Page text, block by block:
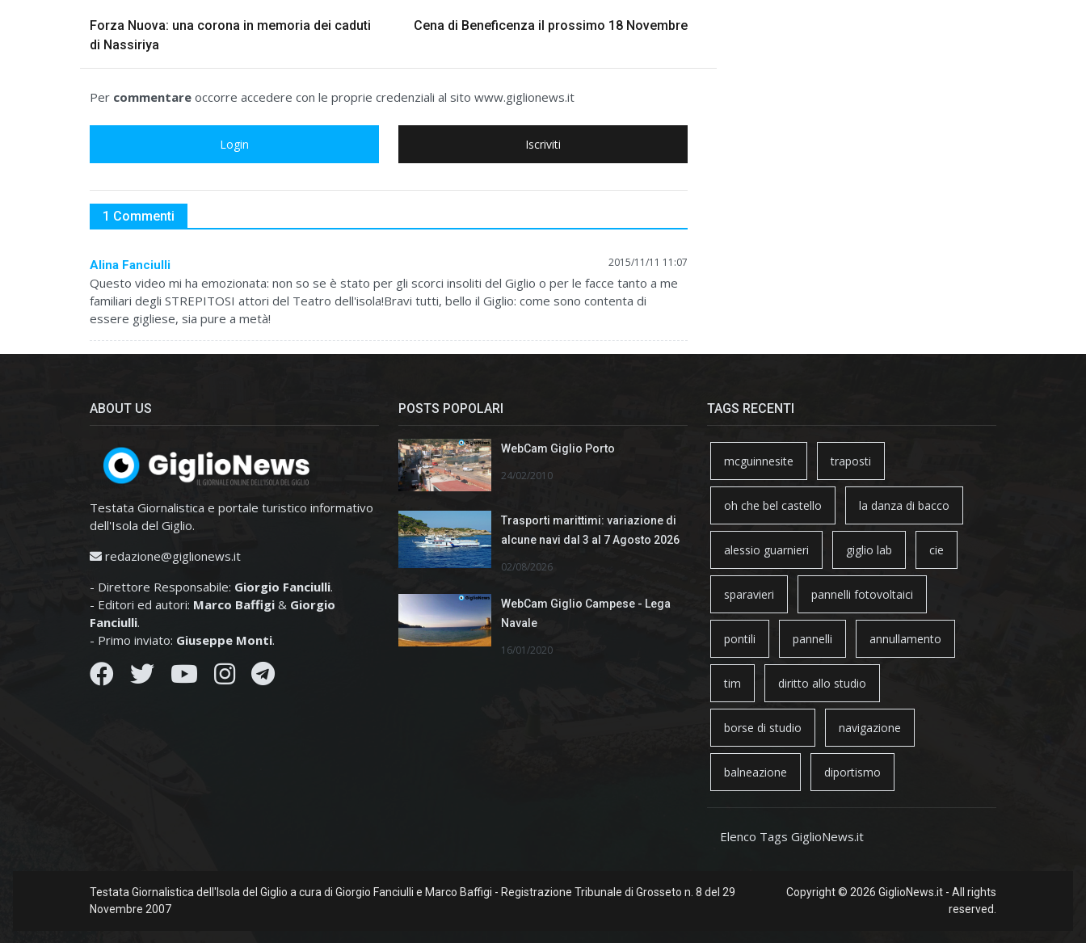
Forza Nuova: una corona in memoria dei caduti
di Nassiriya
Cena di Beneficenza il prossimo 18 Novembre
Per commentare occorre accedere con le proprie credenziali al sito www.giglionews.it
Login Iscriviti
1 Commenti
Alina Fanciulli 2015/11/11 11:07
Questo video mi ha emozionata: non so se è stato per gli scorci insoliti del Giglio o per le facce tanto a me
familiari degli STREPITOSI attori del Teatro dell'isola!Bravi tutti, bello il Giglio: come sono contenta di
essere gigliese, sia pure a metà!
ABOUT US
Testata Giornalistica e portale turistico informativo
dell'Isola del Giglio.
redazione@giglionews.it
- Direttore Responsabile: Giorgio Fanciulli.
- Editori ed autori: Marco Baffigi & Giorgio
Fanciulli.
- Primo inviato: Giuseppe Monti.
POSTS POPOLARI
WebCam Giglio Porto
24/02/2010
Trasporti marittimi: variazione di
alcune navi dal 3 al 7 Agosto 2026
02/08/2026
WebCam Giglio Campese - Lega
Navale
16/01/2020
TAGS RECENTI
mcguinnesite traposti
oh che bel castello la danza di bacco
alessio guarnieri giglio lab cie
sparavieri pannelli fotovoltaici
pontili pannelli annullamento
tim diritto allo studio
borse di studio navigazione
balneazione diportismo
Elenco Tags GiglioNews.it
Testata Giornalistica dell'Isola del Giglio a cura di Giorgio Fanciulli e Marco Baffigi - Registrazione Tribunale di Grosseto n. 8 del 29
Novembre 2007
Copyright © 2026 GiglioNews.it - All rights
reserved.